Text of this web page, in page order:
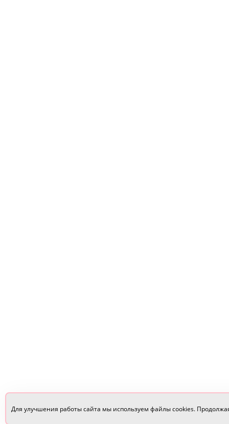
Для улучшения работы сайта мы используем файлы cookies.